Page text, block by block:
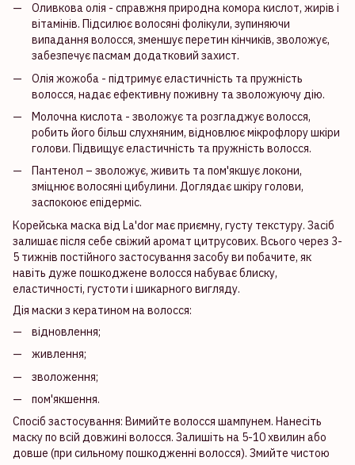
Оливкова олія - справжня природна комора кислот, жирів і
вітамінів. Підсилює волосяні фолікули, зупиняючи
випадання волосся, зменшує перетин кінчиків, зволожує,
забезпечує пасмам додатковий захист.
Олія жожоба - підтримує еластичність та пружність
волосся, надає ефективну поживну та зволожуючу дію.
Молочна кислота - зволожує та розгладжує волосся,
робить його більш слухняним, відновлює мікрофлору шкіри
голови. Підвищує еластичність та пружність волосся.
Пантенол – зволожує, живить та пом'якшує локони,
зміцнює волосяні цибулини. Доглядає шкіру голови,
заспокоює епідерміс.
Корейська маска від La'dor має приємну, густу текстуру. Засіб
залишає після себе свіжий аромат цитрусових. Всього через 3-
5 тижнів постійного застосування засобу ви побачите, як
навіть дуже пошкоджене волосся набуває блиску,
еластичності, густоти і шикарного вигляду.
Дія маски з кератином на волосся:
відновлення;
живлення;
зволоження;
пом'якшення.
Спосіб застосування: Вимийте волосся шампунем. Нанесіть
маску по всій довжині волосся. Залишіть на 5-10 хвилин або
довше (при сильному пошкодженні волосся). Змийте чистою